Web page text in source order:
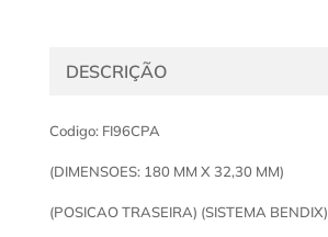
DESCRIÇÃO
Codigo: FI96CPA
(DIMENSOES: 180 MM X 32,30 MM)
(POSICAO TRASEIRA) (SISTEMA BENDIX)